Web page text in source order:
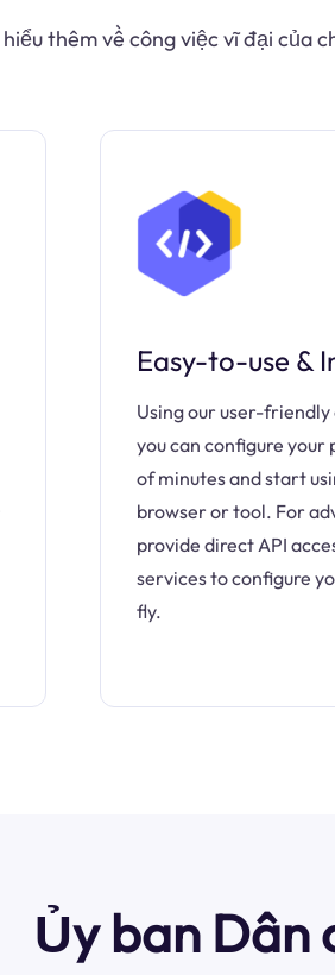
thêm về công việc vĩ đại của
Easy-to-use &
Using our user-
you can configure your
of minutes and start
browser or tool. For
provide direct API
services to configure
fly.
Ủy ban Dân